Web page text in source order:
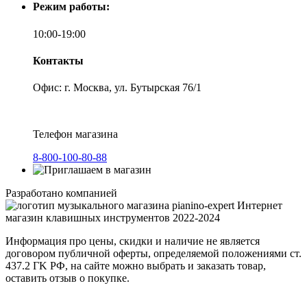
Режим работы:
10:00-19:00
Контакты
Офис: г. Москва, ул. Бутырская 76/1
Телефон магазина
8-800-100-80-88
Разработано компанией
Интернет
магазин клавишных инструментов 2022-2024
Информация про цены, скидки и наличие не является
договором публичной оферты, определяемой положениями ст.
437.2 ГK РФ, на сайте можно выбрать и заказать товар,
оставить отзыв о покупке.